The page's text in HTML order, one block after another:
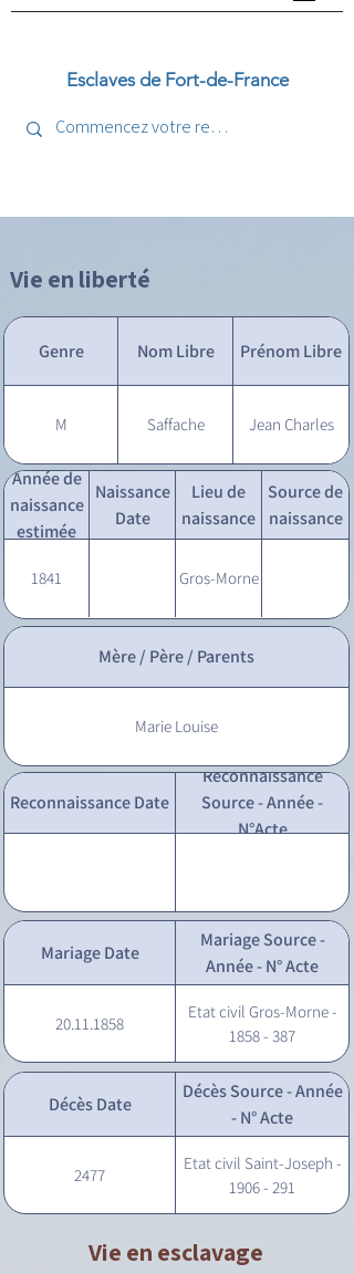
Esclaves de Fort-de-France
Vie en liberté
Genre Nom Libre Prénom Libre
M Saffache Jean Charles
Année de
naissance
estimée
Naissance
Date
Lieu de
naissance
Source de
naissance
1841 Gros-Morne
Mère / Père / Parents
Marie Louise
Reconnaissance Date
Reconnaissance
Source - Année -
N°Acte
Mariage Date
Mariage Source -
Année - N° Acte
20.11.1858
Etat civil Gros-Morne -
1858 - 387
Décès Date
Décès Source - Année
- N° Acte
2477
Etat civil Saint-Joseph -
1906 - 291
Vie en esclavage